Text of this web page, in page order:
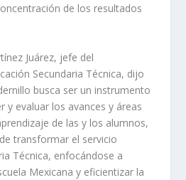
de los resultados
Juárez, jefe del
Secundaria Técnica, dijo
busca ser un instrumento
y evaluar los avances y áreas
de las y los alumnos,
transformar el servicio
Técnica, enfocándose a
Mexicana y eficientizar la